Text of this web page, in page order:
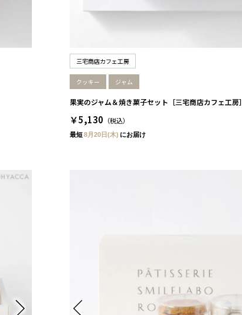
三宅商店カフェ工房
クッキー ジャム
果実のジャム＆焼き菓子セット［三宅商店カフェ工房］
￥5,130 （税込）
最短8月20日(木) にお届け